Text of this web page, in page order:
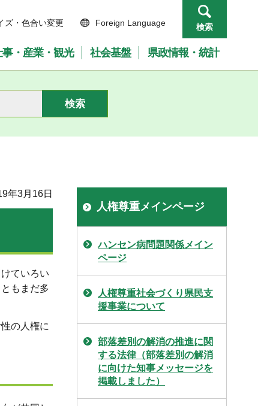
ズ・色合い変更 Foreign Language 検索
事・産業・観光 社会基盤 県政情報・統計
年3月16日
ていろい
もまだ多
の人権に
人権尊重メインページ
ハンセン病問題関係メイン
ページ
人権尊重社会づくり県民支
援事業について
部落差別の解消の推進に関
する法律（部落差別の解消
に向けた知事メッセージを
掲載しました）